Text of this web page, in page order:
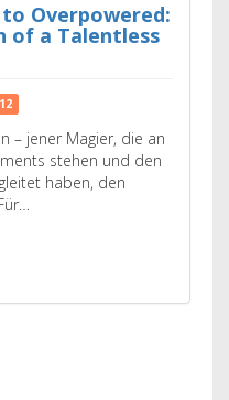
Overpowered:
of a Talentless
– jener Magier, die an
stehen und den
haben, den